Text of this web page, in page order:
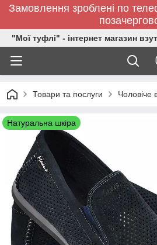
Замовлення зроблені по
"Мої туфлі" - інтернет магазин
Товари та послуги Чоловіче
Натуральна шкіра